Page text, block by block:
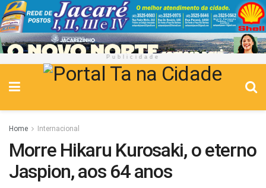
Publicidade
Home Internacional
Morre Hikaru Kurosaki, o eterno
Jaspion, aos 64 anos